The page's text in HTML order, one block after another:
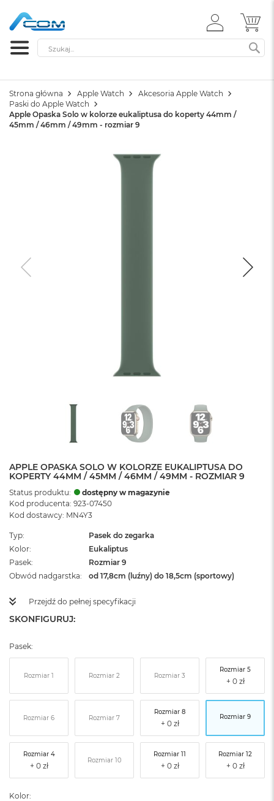
ZALOGUJ
SIĘ
Szukaj
Strona główna Apple Watch
Akcesoria Apple Watch
Paski do Apple Watch
Apple Opaska Solo w kolorze eukaliptusa do koperty 44mm /
45mm / 46mm / 49mm - rozmiar 9
APPLE OPASKA SOLO W KOLORZE EUKALIPTUSA DO
KOPERTY 44MM / 45MM / 46MM / 49MM - ROZMIAR 9
Status produktu:
dostępny w magazynie
Kod producenta: 923-07450
Kod dostawcy: MN4Y3
Typ
Pasek do zegarka
Kolor
Eukaliptus
Pasek
Rozmiar 9
Obwód nadgarstka
od 17,8cm (luźny) do 18,5cm (sportowy)
Przejdź do pełnej specyfikacji
SKONFIGURUJ:
Pasek:
Rozmiar 1 Rozmiar 2 Rozmiar 3
Rozmiar 5
Rozmiar 6 Rozmiar 7
Rozmiar 8
Rozmiar 9
Rozmiar 4
Rozmiar 10
Rozmiar 11 Rozmiar 12
Kolor: